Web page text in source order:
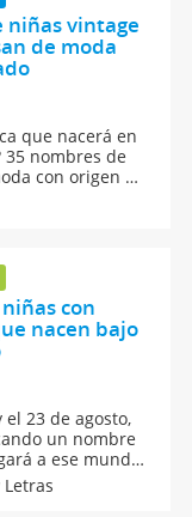
niñas vintage
de moda
que nacerá en
con origen y
para
el de tu
con
nacen bajo
23 de agosto,
un nombre
a ese mundo,
con mucho